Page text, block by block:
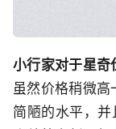
小行家对于星奇
虽然价格稍微高
简陋的水平，